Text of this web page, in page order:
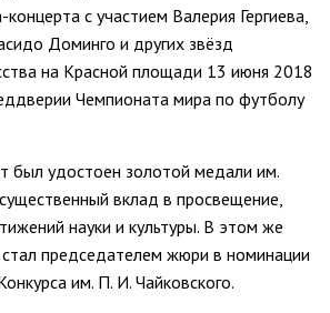
с участием Валерия Гергиева,
Доминго и других звёзд
на Красной площади 13 июня 2018
Чемпионата мира по футболу
был удостоен золотой медали им.
вклад в просвещение,
науки и культуры. В этом же
председателем жюри в номинации
им. П. И. Чайковского.